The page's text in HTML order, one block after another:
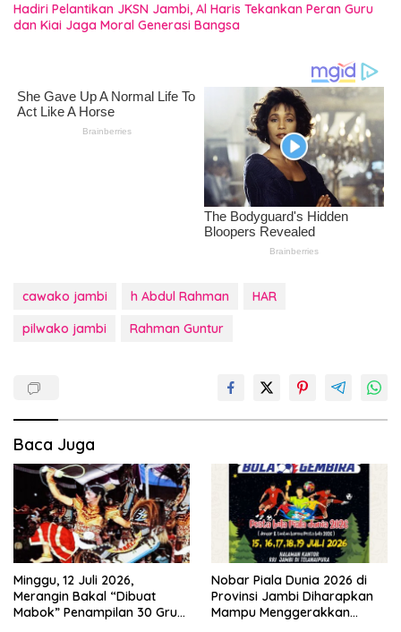
Hadiri Pelantikan JKSN Jambi, Al Haris Tekankan Peran Guru
dan Kiai Jaga Moral Generasi Bangsa
cawako jambi h Abdul Rahman
HAR
pilwako jambi
Rahman Guntur
Baca Juga
Minggu, 12 Juli 2026,
Merangin Bakal “Dibuat
Mabok” Penampilan 30 Grup
Nobar Piala Dunia 2026 di
Provinsi Jambi Diharapkan
Mampu Menggerakkan